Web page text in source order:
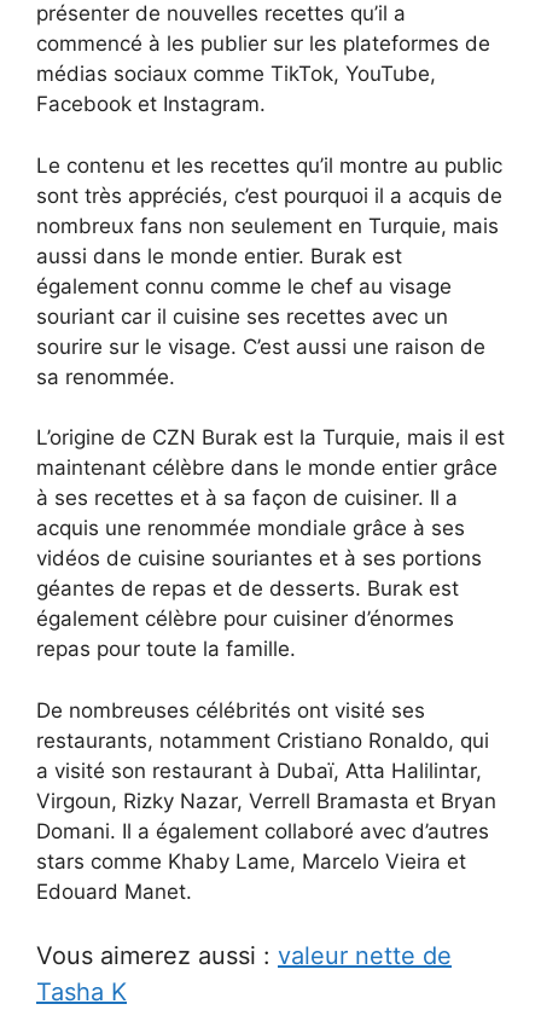
présenter de nouvelles recettes qu’il a
commencé à les publier sur les plateformes de
médias sociaux comme TikTok, YouTube,
Facebook et Instagram.
Le contenu et les recettes qu’il montre au public
sont très appréciés, c’est pourquoi il a acquis de
nombreux fans non seulement en Turquie, mais
aussi dans le monde entier. Burak est
également connu comme le chef au visage
souriant car il cuisine ses recettes avec un
sourire sur le visage. C’est aussi une raison de
sa renommée.
L’origine de CZN Burak est la Turquie, mais il est
maintenant célèbre dans le monde entier grâce
à ses recettes et à sa façon de cuisiner. Il a
acquis une renommée mondiale grâce à ses
vidéos de cuisine souriantes et à ses portions
géantes de repas et de desserts. Burak est
également célèbre pour cuisiner d’énormes
repas pour toute la famille.
De nombreuses célébrités ont visité ses
restaurants, notamment Cristiano Ronaldo, qui
a visité son restaurant à Dubaï, Atta Halilintar,
Virgoun, Rizky Nazar, Verrell Bramasta et Bryan
Domani. Il a également collaboré avec d’autres
stars comme Khaby Lame, Marcelo Vieira et
Edouard Manet.
Vous aimerez aussi : valeur nette de
Tasha K